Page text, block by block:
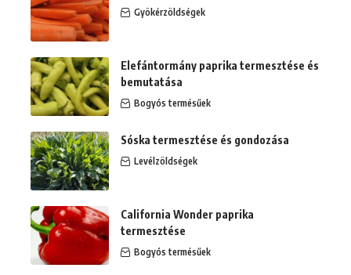
Gyökérzöldségek
Elefántormány paprika termesztése és
bemutatása
Bogyós termésűek
Sóska termesztése és gondozása
Levélzöldségek
California Wonder paprika
termesztése
Bogyós termésűek